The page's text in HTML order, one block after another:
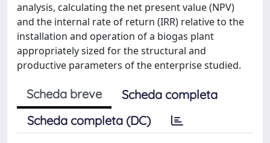
analysis, calculating the net present value (NPV)
and the internal rate of return (IRR) relative to the
installation and operation of a biogas plant
appropriately sized for the structural and
productive parameters of the enterprise studied.
Scheda breve
Scheda completa
Scheda completa (DC)